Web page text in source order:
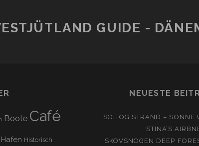
GUIDE -
Boote Café
Hafen Historisch
NEUESTE
SOL OG STRAND – SONNE
STINA’S
SKOVSNOGEN DEEP